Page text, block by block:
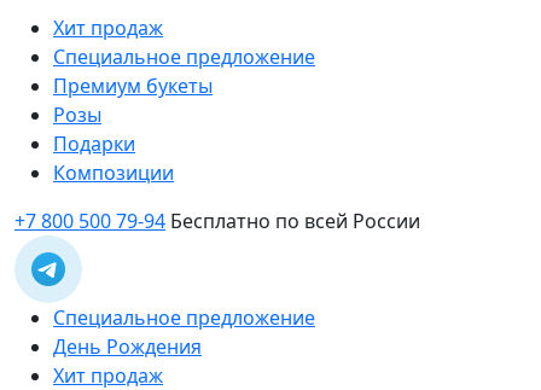
Хит продаж
Специальное предложение
Премиум букеты
Розы
Подарки
Композиции
+7 800 500 79-94 Бесплатно по всей России
Специальное предложение
День Рождения
Хит продаж